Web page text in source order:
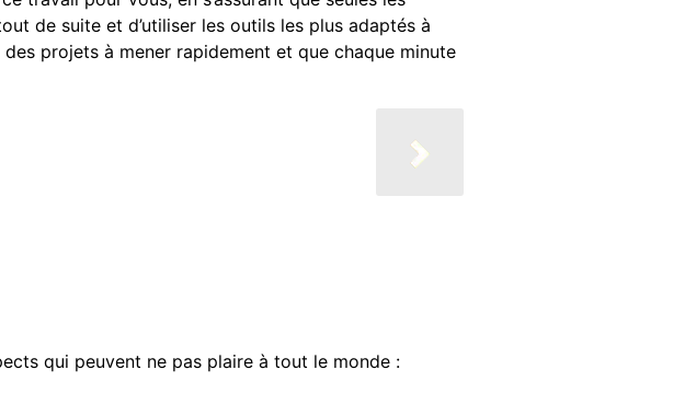
de suite et d’utiliser les outils les plus adaptés à
projets à mener rapidement et que chaque minute
qui peuvent ne pas plaire à tout le monde :